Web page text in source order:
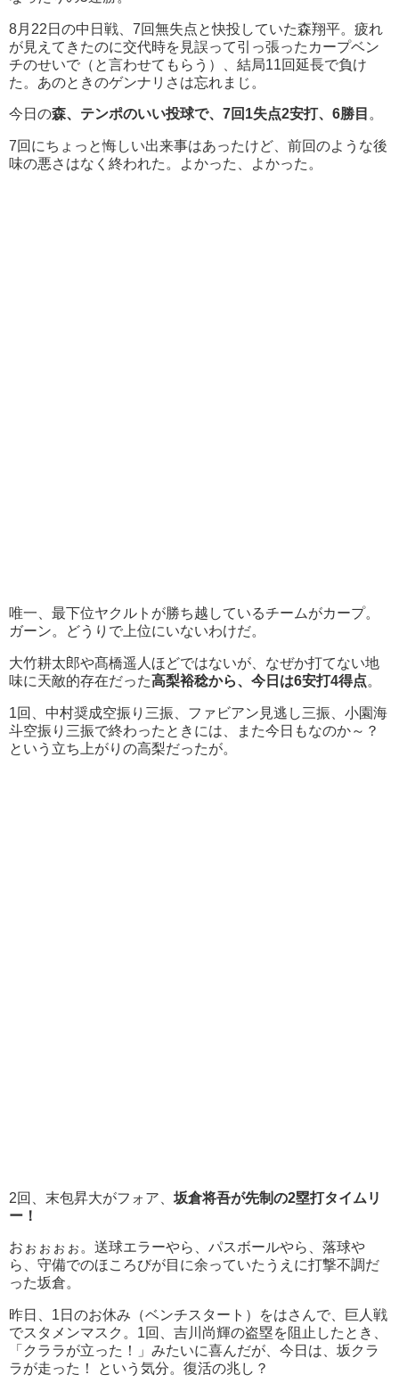
8月22日の中日戦、7回無失点と快投していた森翔平。疲れ
が見えてきたのに交代時を見誤って引っ張ったカープベン
チのせいで（と言わせてもらう）、結局11回延長で負け
た。あのときのゲンナリさは忘れまじ。
今日の森、テンポのいい投球で、7回1失点2安打、6勝目 。
7回にちょっと悔しい出来事はあったけど、前回のような後
味の悪さはなく終われた。よかった、よかった。
唯一、最下位ヤクルトが勝ち越しているチームがカープ。
ガーン。どうりで上位にいないわけだ。
大竹耕太郎や髙橋遥人ほどではないが、なぜか打てない地
味に天敵的存在だった高梨裕稔から、今日は6安打4得点。
1回、中村奨成空振り三振、ファビアン見逃し三振、小園海
斗空振り三振で終わったときには、また今日もなのか～？
という立ち上がりの高梨だったが。
2回、末包昇大がフォア、 坂倉将吾が先制の2塁打タイムリ
ー！
おぉぉぉぉ。送球エラーやら、パスボールやら、落球や
ら、守備でのほころびが目に余っていたうえに打撃不調だ
った坂倉。
昨日、1日のお休み（ベンチスタート）をはさんで、巨人戦
でスタメンマスク。1回、吉川尚輝の盗塁を阻止したとき、
「クララが立った！」みたいに喜んだが、今日は、坂クラ
ラが走った！ という気分。復活の兆し？